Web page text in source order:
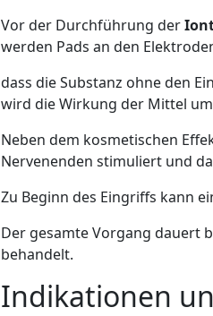
Vor der Durchführung der
werden Pads an den
dass die Substanz ohne den
wird die Wirkung der Mittel
Neben dem kosmetischen
Nervenenden stimuliert und
Zu Beginn des Eingriffs kann
Der gesamte Vorgang dauert
behandelt.
Indikationen